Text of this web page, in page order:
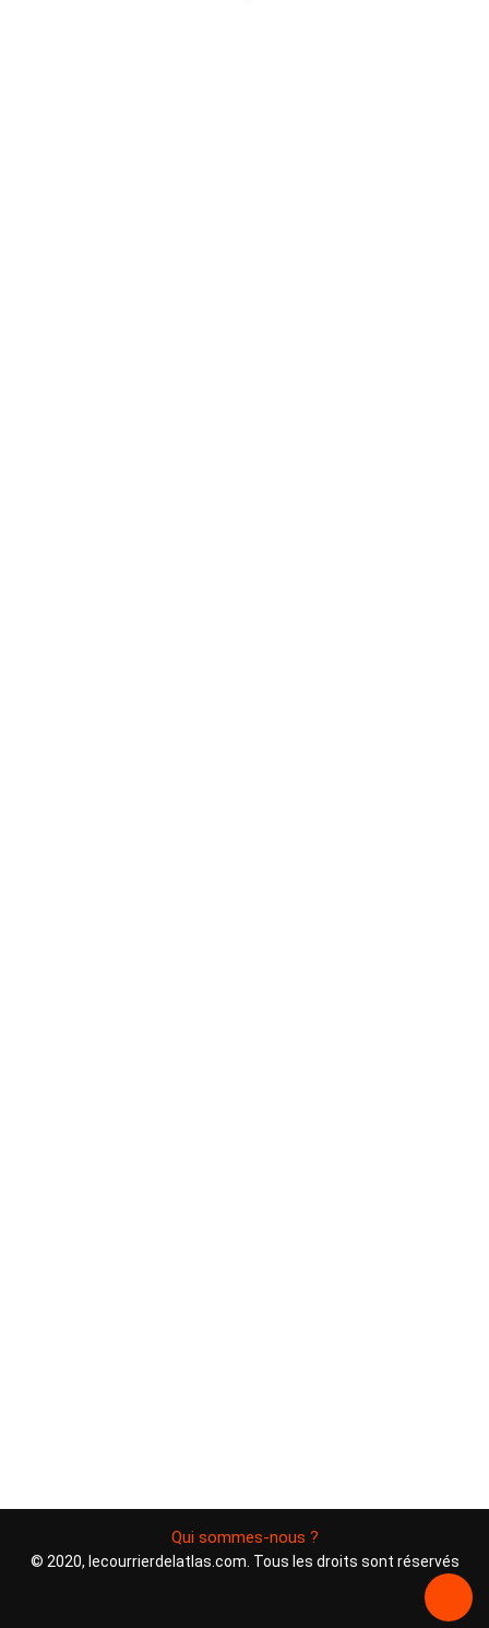
Qui sommes-nous ?
© 2020, lecourrierdelatlas.com. Tous les droits sont réservés